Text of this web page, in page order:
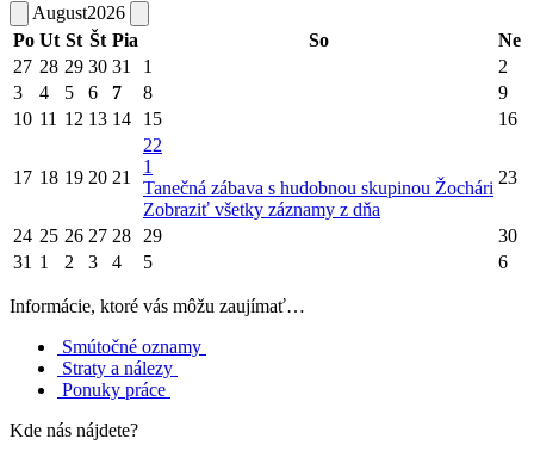
August2026
Po Ut St Št Pia So
Ne
27 28 29 30 31 1
2
3
4 5 6 7 8
9
10 11 12 13 14 15 16
17 18 19 20 21
22
1
Tanečná zábava s hudobnou skupinou Žochári
Zobraziť všetky záznamy z dňa
23
24 25 26 27 28 29
30
31 1 2 3 4 5 6
Informácie, ktoré vás môžu zaujímať…
Smútočné oznamy
Straty a nálezy
Ponuky práce
Kde nás nájdete?